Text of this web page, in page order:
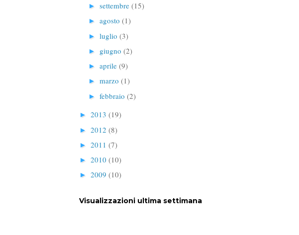
► settembre (15)
► agosto (1)
► luglio (3)
► giugno (2)
► aprile (9)
► marzo (1)
► febbraio (2)
► 2013 (19)
► 2012 (8)
► 2011 (7)
► 2010 (10)
► 2009 (10)
Visualizzazioni ultima settimana